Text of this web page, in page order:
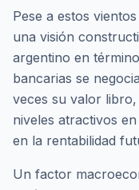
Pese a estos
una visión
argentino en
bancarias se
veces su valor
niveles atractivos
en la rentabilidad
Un factor